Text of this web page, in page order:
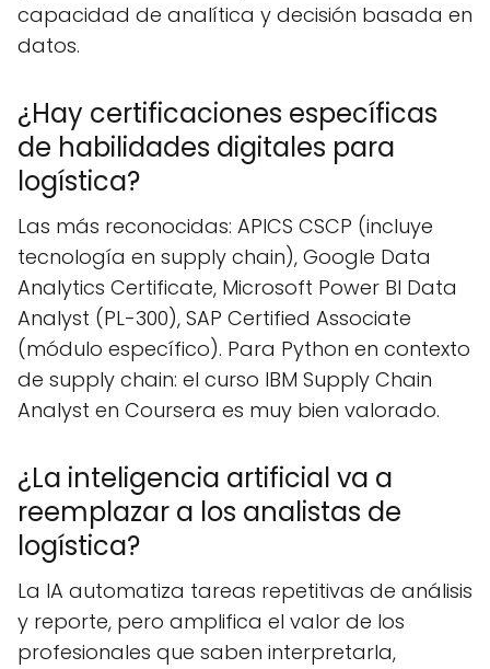
capacidad de analítica y decisión basada en
datos.
¿Hay certificaciones específicas
de habilidades digitales para
logística?
Las más reconocidas: APICS CSCP (incluye
tecnología en supply chain), Google Data
Analytics Certificate, Microsoft Power BI Data
Analyst (PL-300), SAP Certified Associate
(módulo específico). Para Python en contexto
de supply chain: el curso IBM Supply Chain
Analyst en Coursera es muy bien valorado.
¿La inteligencia artificial va a
reemplazar a los analistas de
logística?
La IA automatiza tareas repetitivas de análisis
y reporte, pero amplifica el valor de los
profesionales que saben interpretarla,